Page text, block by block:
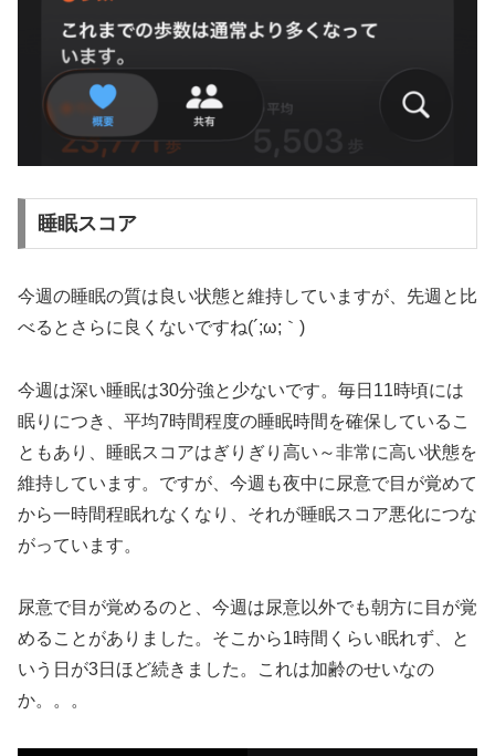
睡眠スコア
今週の睡眠の質は良い状態と維持していますが、先週と比
べるとさらに良くないですね(´;ω;｀)
今週は深い睡眠は30分強と少ないです。毎日11時頃には
眠りにつき、平均7時間程度の睡眠時間を確保しているこ
ともあり、睡眠スコアはぎりぎり高い～非常に高い状態を
維持しています。ですが、今週も夜中に尿意で目が覚めて
から一時間程眠れなくなり、それが睡眠スコア悪化につな
がっています。
尿意で目が覚めるのと、今週は尿意以外でも朝方に目が覚
めることがありました。そこから1時間くらい眠れず、と
いう日が3日ほど続きました。これは加齢のせいなの
か。。。